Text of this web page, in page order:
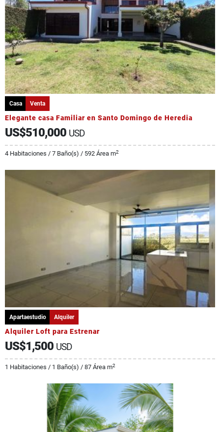
Casa Venta
Elegante casa Familiar en Santo Domingo de Heredia
US$510,000 USD
4 Habitaciones / 7 Baño(s) / 592 Área m2
Apartaestudio Alquiler
Alquiler Loft para Estrenar
US$1,500 USD
1 Habitaciones / 1 Baño(s) / 87 Área m2